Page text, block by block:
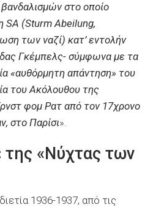
στο οποίο
SA (Sturm Abeilung,
των ναζί) κατ’ εντολήν
Γκέμπελς- σύμφωνα με τα
«αυθόρμητη απάντηση» του
του Ακόλουθου της
φομ Ρατ από τον 17χρονο
στο Παρίσι».
της «Νύχτας των
1936-1937, από τις